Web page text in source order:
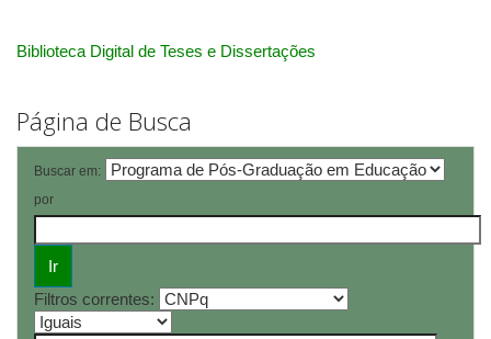
Biblioteca Digital de Teses e Dissertações
Página de Busca
Buscar em:
por
Filtros correntes: